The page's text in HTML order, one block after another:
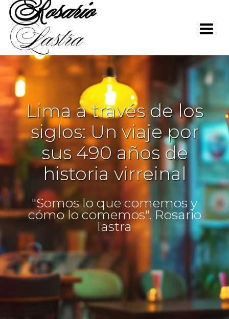
Rosario
Lastra
Lima a través de los
siglos: Un viaje por
sus 490 años de
historia virreinal
"Somos lo que comemos y
cómo lo comemos". Rosario
lastra